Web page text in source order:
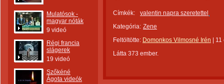
Mulatósok -
magyar nóták
9 videó
Régi francia
slágerek
19 videó
Szőkéné
Ágota videók
Címkék:
valentin napra szeretettel
Kategória: Zene
Feltöltötte: Domonkos Vilmosné Irén
11
Látta 373 ember.